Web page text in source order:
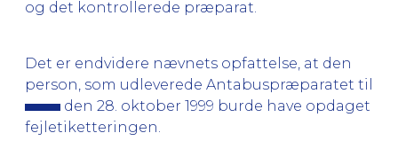
og det kontrollerede præparat.
Det er endvidere nævnets opfattelse, at den
person, som udleverede Antabuspræparatet til
den 28. oktober 1999 burde have opdaget
fejletiketteringen.